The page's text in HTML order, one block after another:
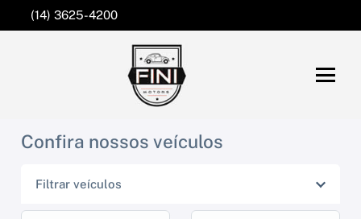
(14) 3625-4200
Confira nossos veículos
Filtrar veículos